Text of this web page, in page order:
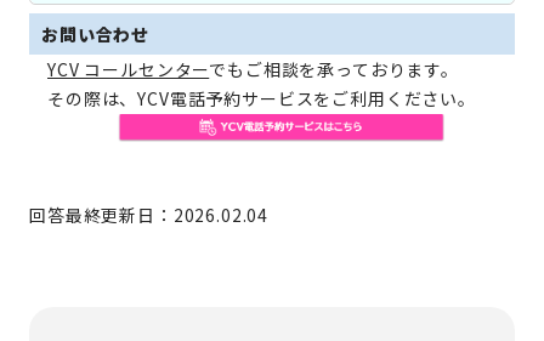
お問い合わせ
YCV コールセンターでもご相談を承っております。
その際は、YCV電話予約サービスをご利用ください。
回答最終更新日：2026.02.04